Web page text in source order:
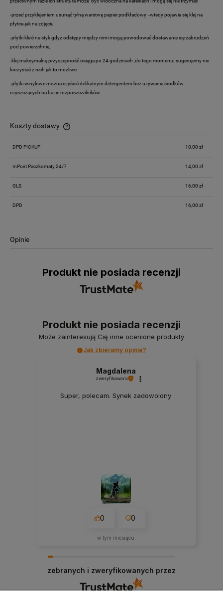
-przed przyklejeniem usunąć tylną warstwę papier podkładowy -wtedy pojawia się klej na
płytce-jak na zdjęciu
-płytki kleić na styk gdyż odstępy między nimi mogą powodować dostawanie się zabrudzeń
pod powierzchnie,
-klej maksymalną przyczepność osiąga po 24 godzinach ,do tego momentu sugerujemy nie
korzystać z nich jak to możliwe
-płytki winylowe można czyścić delikatnym detergentem bez używania środków
czyszczących na bazie rozpuszczalników
Koszty dostawy
Cena nie zawiera ewentualnych kosztów płatności
DPD PICKUP 10,00 zł
InPost Paczkomaty 24/7 14,00 zł
GLS 16,00 zł
DPD 16,00 zł
Opinie
Produkt nie posiada recenzji
Produkt nie posiada recenzji
Może zainteresują Cię inne ocenione produkty
Jak zbieramy opinie?
Magdalena
zweryfikowano
Super, polecam. Synek zadowolony
0 0
w tym miesiącu
zebranych i zweryfikowanych przez